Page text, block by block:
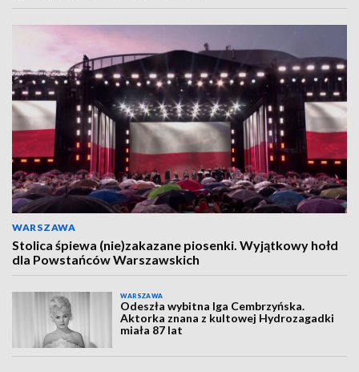
WARSZAWA
Stolica śpiewa (nie)zakazane piosenki. Wyjątkowy hołd
dla Powstańców Warszawskich
WARSZAWA
Odeszła wybitna Iga Cembrzyńska.
Aktorka znana z kultowej Hydrozagadki
miała 87 lat